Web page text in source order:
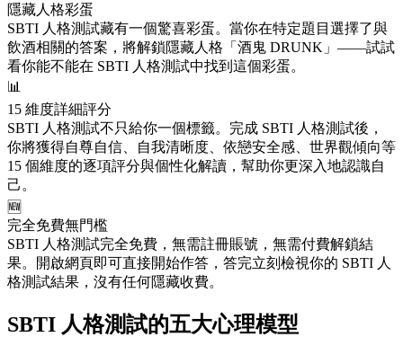
隱藏人格彩蛋
SBTI 人格測試藏有一個驚喜彩蛋。當你在特定題目選擇了與
飲酒相關的答案，將解鎖隱藏人格「酒鬼 DRUNK」——試試
看你能不能在 SBTI 人格測試中找到這個彩蛋。
📊
15 維度詳細評分
SBTI 人格測試不只給你一個標籤。完成 SBTI 人格測試後，
你將獲得自尊自信、自我清晰度、依戀安全感、世界觀傾向等
15 個維度的逐項評分與個性化解讀，幫助你更深入地認識自
己。
🆕
完全免費無門檻
SBTI 人格測試完全免費，無需註冊賬號，無需付費解鎖結
果。開啟網頁即可直接開始作答，答完立刻檢視你的 SBTI 人
格測試結果，沒有任何隱藏收費。
SBTI 人格測試的五大心理模型